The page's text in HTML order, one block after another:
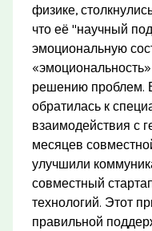
физике,
что её "научный
эмоциональную
решению проблем.
обратилась к
взаимодействия с
месяцев
улучшили
совместный
технологий. Этот
правильной